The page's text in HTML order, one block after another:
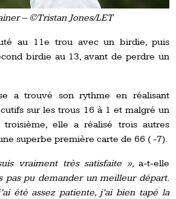
– ©Tristan Jones/LET
au 11e trou avec un birdie, puis
birdie au 13, avant de perdre un
a trouvé son rythme en réalisant
sur les trous 16 à 1 et malgré un
elle a réalisé trois autres
superbe première carte de 66 ( -7).
vraiment très satisfaite », a-t-elle
pas pu demander un meilleur départ.
été assez patiente, j’ai bien tapé la